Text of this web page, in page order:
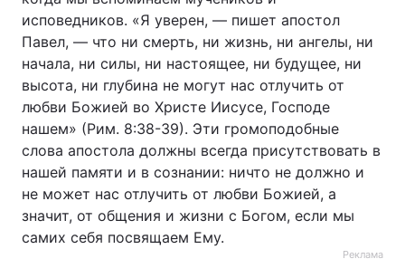
исповедников. «Я уверен, — пишет апостол
Павел, — что ни смерть, ни жизнь, ни ангелы, ни
начала, ни силы, ни настоящее, ни будущее, ни
высота, ни глубина не могут нас отлучить от
любви Божией во Христе Иисусе, Господе
нашем» (Рим. 8:38-39). Эти громоподобные
слова апостола должны всегда присутствовать в
нашей памяти и в сознании: ничто не должно и
не может нас отлучить от любви Божией, а
значит, от общения и жизни с Богом, если мы
самих себя посвящаем Ему.
Реклама